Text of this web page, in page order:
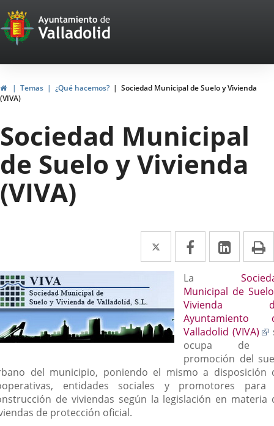
Portal
Web
del
Ayuntamiento
de
Valladolid
InicioTemas ¿Qué hacemos?
Sociedad Municipal de Suelo y Vivienda
(VIVA)
Sociedad Municipal
de Suelo y Vivienda
(VIVA)
Twitter
Enlace
a
una
aplicación
externa.
Facebook
Enlace
a
una
aplicación
externa.
Enlace
a
una
La
Municipal de
Vivienda
Ayuntamiento
Valladolid (VIVA)
ocupa de
promoción del
del municipio, poniendo el mismo a disposición
entidades sociales y promotores para
de viviendas según la legislación en materia
de protección oficial.